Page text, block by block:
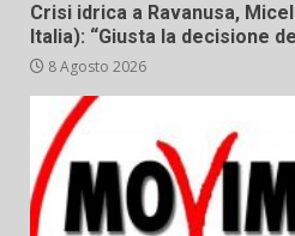
Crisi idrica a Ravanusa,
Italia): “Giusta la decisione
8 Agosto 2026